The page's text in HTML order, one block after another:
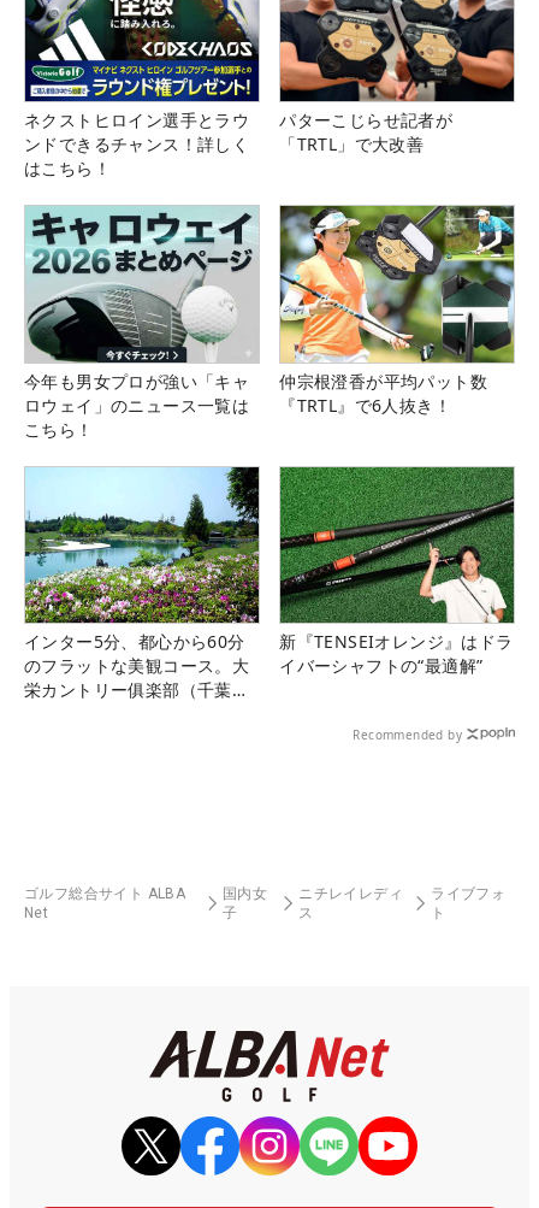
ネクストヒロイン選手とラウ
ンドできるチャンス！詳しく
はこちら！
パターこじらせ記者が
「TRTL」で大改善
今年も男女プロが強い「キャ
ロウェイ」のニュース一覧は
こちら！
仲宗根澄香が平均パット数
『TRTL』で6人抜き！
インター5分、都心から60分
のフラットな美観コース。大
栄カントリー俱楽部（千葉
新『TENSEIオレンジ』はドラ
イバーシャフトの“最適解”
Recommended by
ゴルフ総合サイト ALBA
Net
国内女
子
ニチレイレディ
ス
ライブフォ
ト